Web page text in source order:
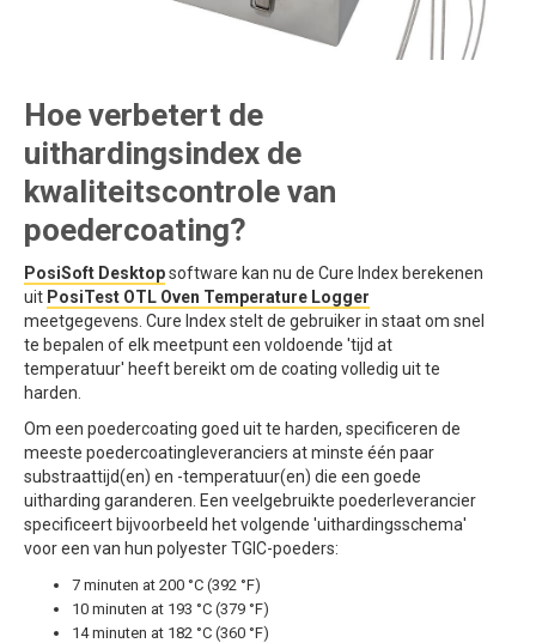
Hoe verbetert de
uithardingsindex de
kwaliteitscontrole van
poedercoating?
PosiSoft Desktopsoftware kan nu de Cure Index berekenen
uit PosiTest OTL Oven Temperature Logger
meetgegevens. Cure Index stelt de gebruiker in staat om snel
te bepalen of elk meetpunt een voldoende 'tijd at
temperatuur' heeft bereikt om de coating volledig uit te
harden.
Om een poedercoating goed uit te harden, specificeren de
meeste poedercoatingleveranciers at minste één paar
substraattijd(en) en -temperatuur(en) die een goede
uitharding garanderen. Een veelgebruikte poederleverancier
specificeert bijvoorbeeld het volgende 'uithardingsschema'
voor een van hun polyester TGIC-poeders:
7 minuten at 200 °C (392 °F)
10 minuten at 193 °C (379 °F)
14 minuten at 182 °C (360 °F)